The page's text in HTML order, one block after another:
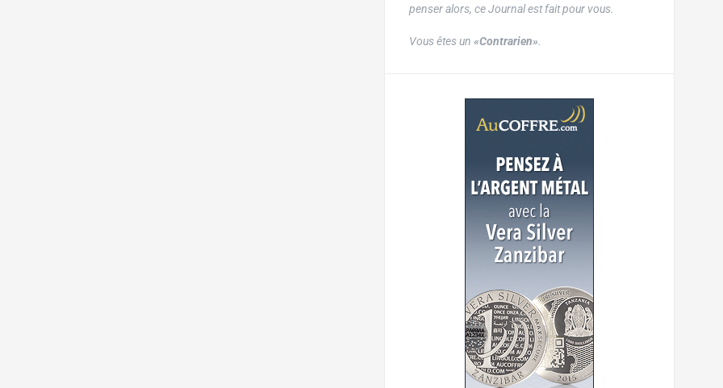
penser alors, ce Journal est fait pour vous.
Vous êtes un «Contrarien».